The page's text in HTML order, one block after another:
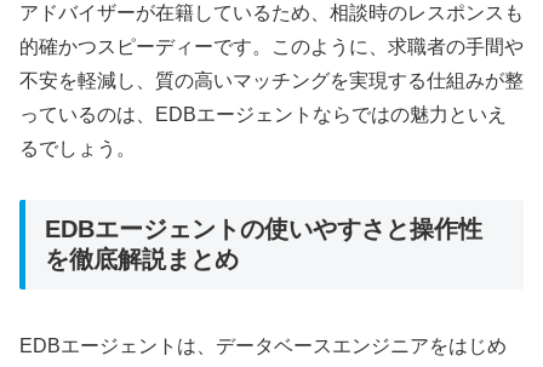
アドバイザーが在籍しているため、相談時のレスポンスも
的確かつスピーディーです。このように、求職者の手間や
不安を軽減し、質の高いマッチングを実現する仕組みが整
っているのは、EDBエージェントならではの魅力といえ
るでしょう。
EDBエージェントの使いやすさと操作性
を徹底解説まとめ
EDBエージェントは、データベースエンジニアをはじめ